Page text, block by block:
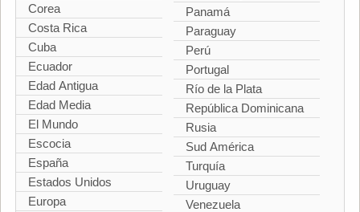
Corea
Costa Rica
Cuba
Ecuador
Edad Antigua
Edad Media
El Mundo
Escocia
España
Estados Unidos
Europa
Panamá
Paraguay
Perú
Portugal
Río de la Plata
República Dominicana
Rusia
Sud América
Turquía
Uruguay
Venezuela